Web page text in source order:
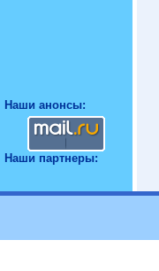
Наши анонсы:
Наши партнеры: